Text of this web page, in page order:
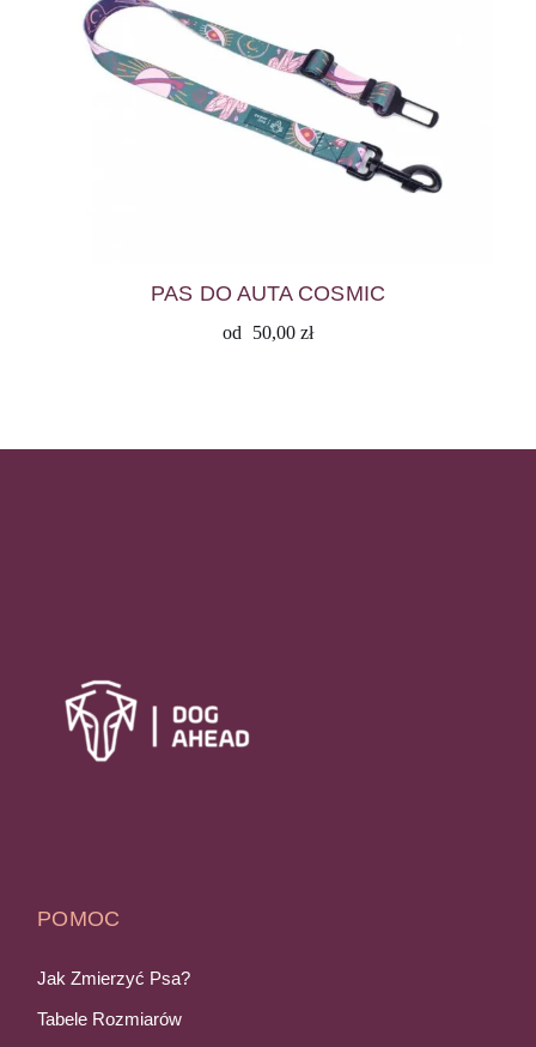
PAS DO AUTA COSMIC
od 50,00 zł
POMOC
Jak Zmierzyć Psa?
Tabele Rozmiarów